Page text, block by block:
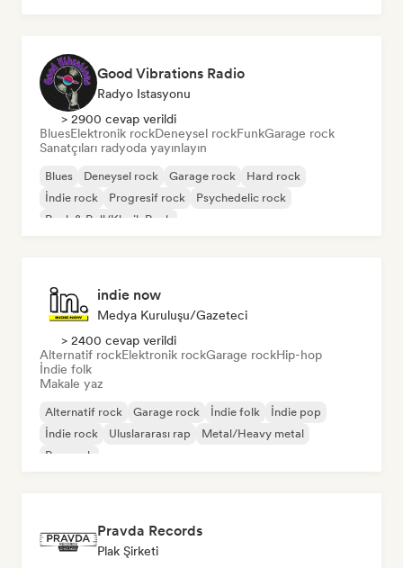
Good Vibrations Radio
Radyo Istasyonu
> 2900 cevap verildi
BluesElektronik rockDeneysel rockFunkGarage rock
Sanatçıları radyoda yayınlayın
Blues Deneysel rock Garage rock
Hard rock
İndie rock
Progresif rock
Psychedelic rock
Rock & Roll/Klasik Rock
indie now
Medya Kuruluşu/Gazeteci
> 2400 cevap verildi
Alternatif rockElektronik rockGarage rockHip-hop
İndie folk
Makale yaz
Alternatif rock Garage rock İndie folk
İndie pop
İndie rock
Uluslararası rap
Metal/Heavy metal
Pop rock
Pravda Records
Plak Şirketi